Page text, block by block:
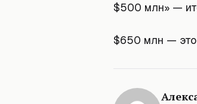
$500 млн» —
$650 млн — это